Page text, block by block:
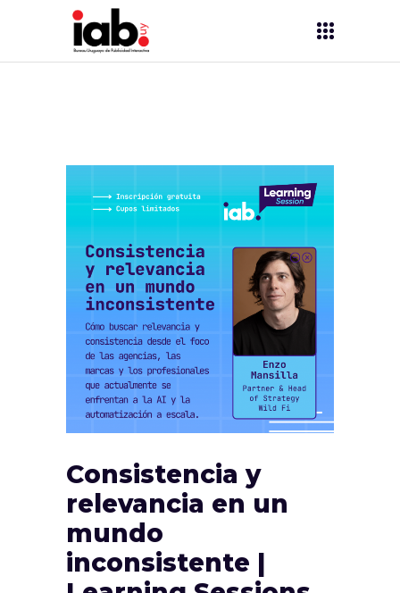
Consistencia y
relevancia en un
mundo
inconsistente |